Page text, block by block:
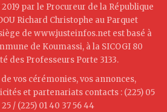
par le Procureur de la République
Richard Christophe au Parquet
de www.justeinfos.net est basé à
de Koumassi, à la SICOGI 80
des Professeurs Porte 3133.
vos cérémonies, vos annonces,
et partenariats contacts : (225) 05
25 / (225) 01 40 37 56 44